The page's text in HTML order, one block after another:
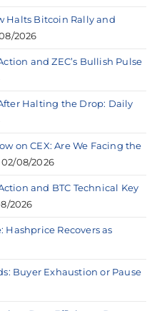
Halts Bitcoin Rally and
2026
and ZEC’s Bullish Pulse
Halting the Drop: Daily
on CEX: Are We Facing the
02/08/2026
and BTC Technical Key
2026
Recovers as
Buyer Exhaustion or Pause